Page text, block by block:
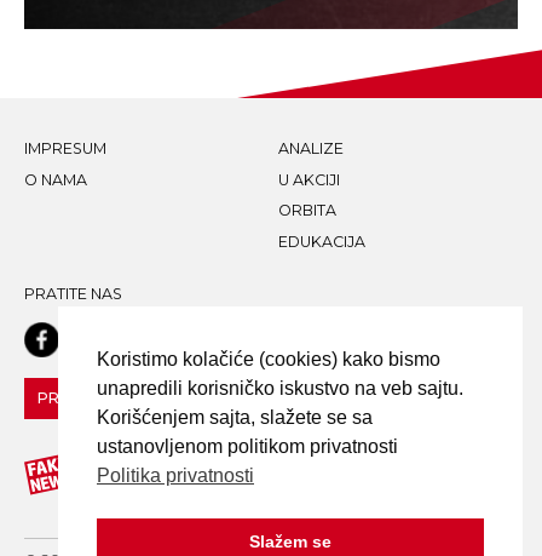
IMPRESUM
O NAMA
ANALIZE
U AKCIJI
ORBITA
EDUKACIJA
PRATITE NAS
PRIJAVI LAŽNU VEST!
Koristimo kolačiće (cookies) kako bismo
unapredili korisničko iskustvo na veb sajtu.
Korišćenjem sajta, slažete se sa
ustanovljenom politikom privatnosti
Politika privatnosti
Slažem se